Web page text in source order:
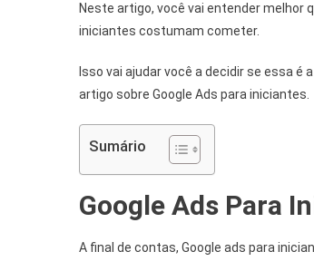
Neste artigo, você vai entender melhor
iniciantes costumam cometer.
Isso vai ajudar você a decidir se essa
artigo sobre Google Ads para iniciantes.
Sumário
Google Ads Para
A final de contas, Google ads para